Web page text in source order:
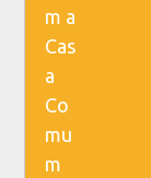
m a
Cas
a
Co
mu
m